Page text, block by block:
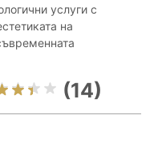
услуги с
на
(14)